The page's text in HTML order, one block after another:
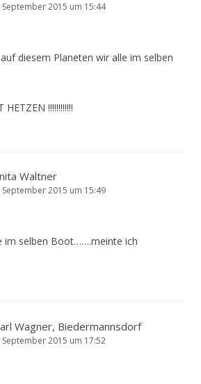
September 2015 um 15:44
diesem Planeten wir alle im selben
HETZEN !!!!!!!!!!!!
Waltner
September 2015 um 15:49
im selben Boot…….meinte ich
Wagner, Biedermannsdorf
September 2015 um 17:52